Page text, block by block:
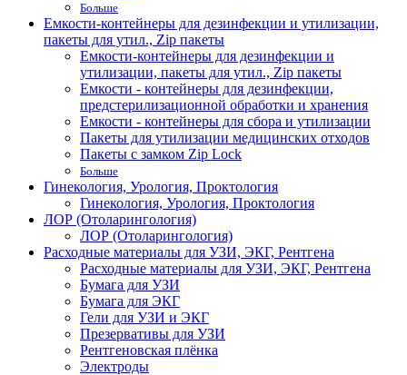
Больше
Емкости-контейнеры для дезинфекции и утилизации,
пакеты для утил., Zip пакеты
Емкости-контейнеры для дезинфекции и
утилизации, пакеты для утил., Zip пакеты
Емкости - контейнеры для дезинфекции,
предстерилизационной обработки и хранения
Емкости - контейнеры для сбора и утилизации
Пакеты для утилизации медицинских отходов
Пакеты с замком Zip Lock
Больше
Гинекология, Урология, Проктология
Гинекология, Урология, Проктология
ЛОР (Отоларингология)
ЛОР (Отоларингология)
Расходные материалы для УЗИ, ЭКГ, Рентгена
Расходные материалы для УЗИ, ЭКГ, Рентгена
Бумага для УЗИ
Бумага для ЭКГ
Гели для УЗИ и ЭКГ
Презервативы для УЗИ
Рентгеновская плёнка
Электроды